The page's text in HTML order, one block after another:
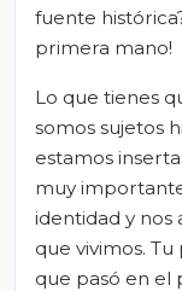
fuente
primera mano!
Lo que tienes
somos sujetos
estamos
muy
identidad y nos
que vivimos.
que pasó en el